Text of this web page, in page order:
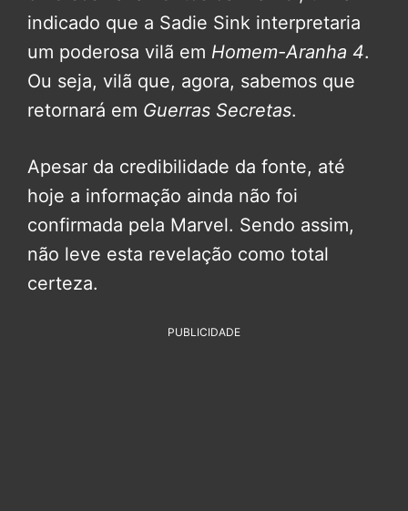
indicado que a Sadie Sink interpretaria
um poderosa vilã em Homem-Aranha 4.
Ou seja, vilã que, agora, sabemos que
retornará em Guerras Secretas.
Apesar da credibilidade da fonte, até
hoje a informação ainda não foi
confirmada pela Marvel. Sendo assim,
não leve esta revelação como total
certeza.
PUBLICIDADE